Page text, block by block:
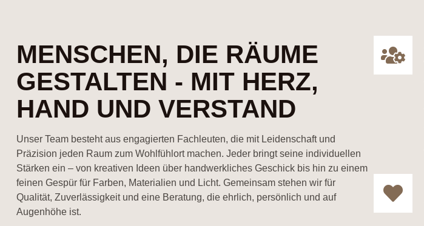
MENSCHEN, DIE RÄUME
GESTALTEN - MIT HERZ,
HAND UND VERSTAND
Unser Team besteht aus engagierten Fachleuten, die mit Leidenschaft und
Präzision jeden Raum zum Wohlfühlort machen. Jeder bringt seine individuellen
Stärken ein – von kreativen Ideen über handwerkliches Geschick bis hin zu einem
feinen Gespür für Farben, Materialien und Licht. Gemeinsam stehen wir für
Qualität, Zuverlässigkeit und eine Beratung, die ehrlich, persönlich und auf
Augenhöhe ist.